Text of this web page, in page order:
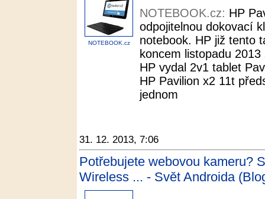
NOTEBOOK.cz
NOTEBOOK.cz: HP
odpojitelnou dokovací
notebook. HP již tento
koncem listopadu
HP vydal 2v1 tablet
HP Pavilion x2 11t
jednom
31. 12. 2013, 7:06
Potřebujete webovou kameru?
Wireless ... - Svět Androida